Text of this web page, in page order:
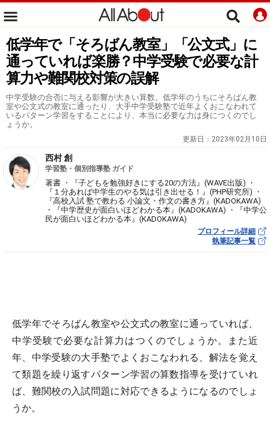
低学年で「そろばん教室」「公文式」に
通っていれば楽勝？中学受験で必要な計
算力や難関校対策の誤解
中学受験の合否に与える影響が大きい算数。低学年のうちにそろばん教
室や公文式の教室に通ったり、大手中学受験塾で近年よくおこなわれて
いるパターン学習をすることにより、本当に必要な力は身につくのでし
ょうか。
更新日： 2023年02月10日
西村 創
学習塾・個別指導塾 ガイド
著書 ・『子どもを勉強好きにする20の方法』(WAVE出版) ・
『１分あれば中学生のやる気は引き出せる！』(PHP研究所) ・
『高校入試 塾で教わる 小論文・作文の書き方』(KADOKAWA)
・『中学歴史が面白いほどわかる本』(KADOKAWA) ・『中学公
民が面白いほどわかる本』(KADOKAWA)
プロフィール詳細
執筆記事一覧
低学年でそろばん教室や公文式の教室に通っていれば、
中学受験で必要な計算力はつくのでしょうか。また近
年、中学受験の大手塾でよくおこなわれる、解法を覚え
て類題を繰り返すパターン学習の算数指導を受けていれ
ば、難関校の入試問題に対応できるようになるのでしょ
うか。